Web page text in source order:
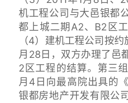
机工程公司与大邑银都
都上城二期A2、B2区工
（4）建机工程公司按
月28日，双方办理了邑
2区工程的结算。第三
月4日向最高院出具的
银都房地产开发有限公